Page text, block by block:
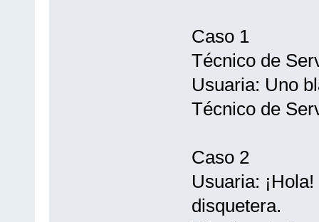
Caso 1
Técnico de
Usuaria: Uno
Técnico de
Caso 2
Usuaria:
disquetera.